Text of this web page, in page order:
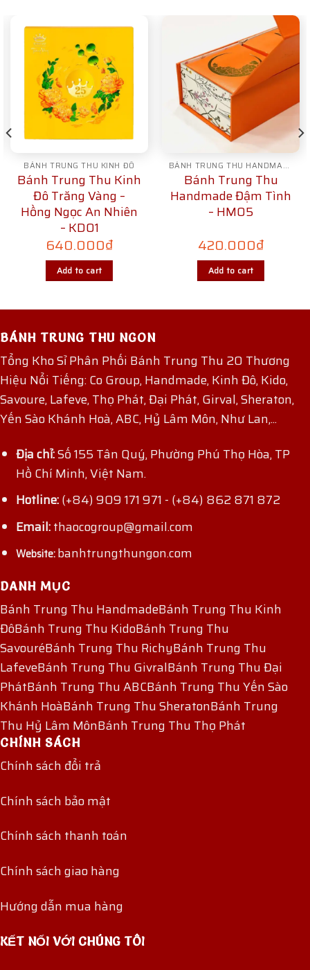
BÁNH TRUNG THU KINH ĐÔ
Bánh Trung Thu Kinh
Đô Trăng Vàng –
Hồng Ngọc An Nhiên
– KD01
640.000₫
Add to cart
BÁNH TRUNG THU HANDMADE
Bánh Trung Thu
Handmade Đậm Tình
– HM05
420.000₫
Add to cart
BÁNH TRUNG THU NGON
Tổng Kho Sỉ Phân Phối Bánh Trung Thu 20 Thương
Hiệu Nổi Tiếng: Co Group, Handmade, Kinh Đô, Kido,
Savoure, Lafeve, Thọ Phát, Đại Phát, Girval, Sheraton,
Yến Sào Khánh Hoà, ABC, Hỷ Lâm Môn, Như Lan,...
Địa chỉ:Số 155 Tân Quý, Phường Phú Thọ Hòa, TP
Hồ Chí Minh, Việt Nam.
Hotline:(+84) 909 171 971 - (+84) 862 871 872
Email:thaocogroup@gmail.com
Website:banhtrungthungon.com
DANH MỤC
Bánh Trung Thu HandmadeBánh Trung Thu Kinh
ĐôBánh Trung Thu KidoBánh Trung Thu
SavouréBánh Trung Thu RichyBánh Trung Thu
LafeveBánh Trung Thu GivralBánh Trung Thu Đại
PhátBánh Trung Thu ABCBánh Trung Thu Yến Sào
Khánh HoàBánh Trung Thu SheratonBánh Trung
Thu Hỷ Lâm MônBánh Trung Thu Thọ Phát
CHÍNH SÁCH
Chính sách đổi trả
Chính sách bảo mật
Chính sách thanh toán
Chính sách giao hàng
Hướng dẫn mua hàng
KẾT NỐI VỚI CHÚNG TÔI